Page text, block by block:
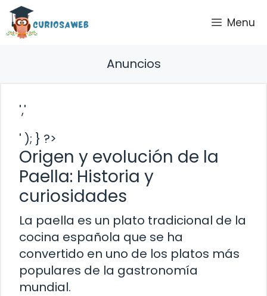
Saltar
contenido
Menu
Anuncios
','
' ); } ?>
Origen y evolución de la
Paella: Historia y
curiosidades
La paella es un plato tradicional de la
cocina española que se ha
convertido en uno de los platos más
populares de la gastronomía
mundial.